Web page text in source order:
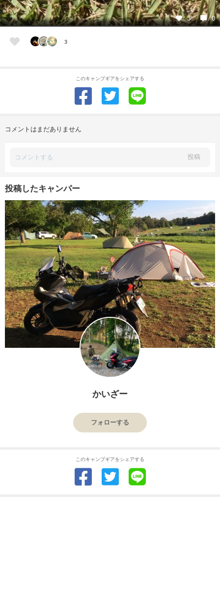
3 0
3
このキャンプギアをシェアする
コメントはまだありません
投稿
投稿したキャンパー
かいざー
フォローする
このキャンプギアをシェアする